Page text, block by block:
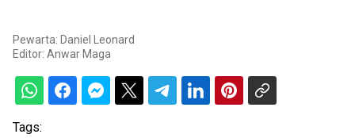
Pewarta: Daniel Leonard
Editor: Anwar Maga
Tags: